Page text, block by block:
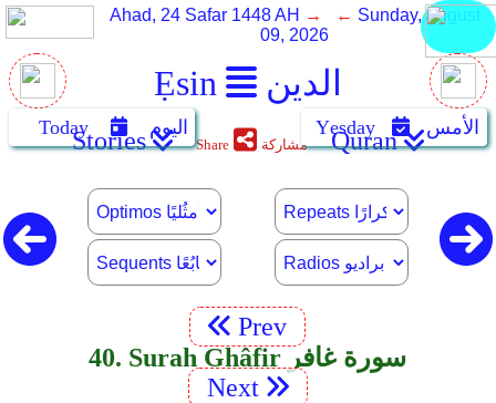
Ẹsin الدين
Ahad, 24 Safar 1448 AH → ← Sunday, August
09, 2026
Today اليوم Yẹsday الأمس Stories Share مشاركة Quran
Prev
40. Surah Ghâfir سورة غافر
Next